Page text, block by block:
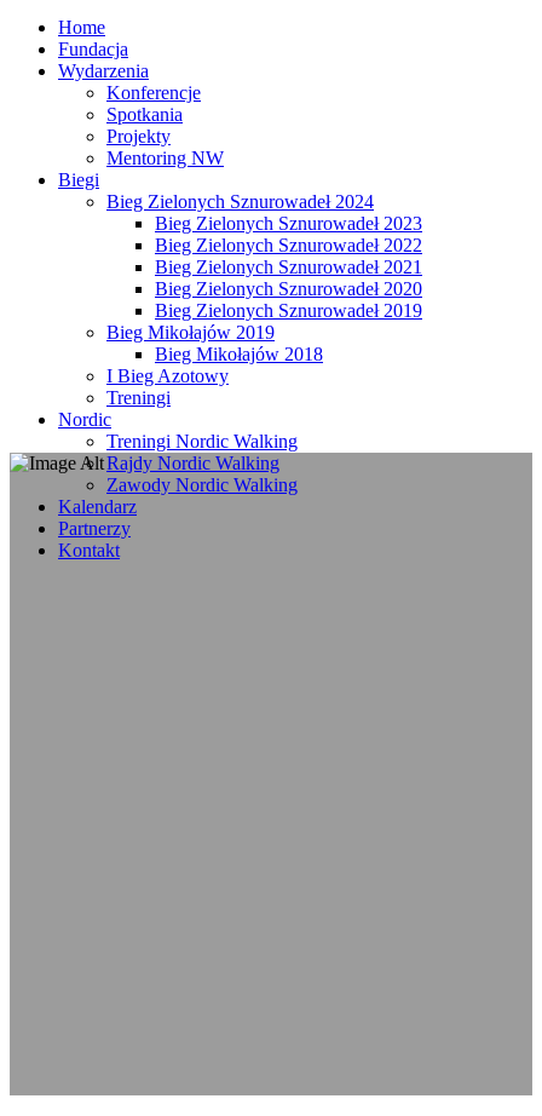
Home
Fundacja
Wydarzenia
Konferencje
Spotkania
Projekty
Mentoring NW
Biegi
Bieg Zielonych Sznurowadeł 2024
Bieg Zielonych Sznurowadeł 2023
Bieg Zielonych Sznurowadeł 2022
Bieg Zielonych Sznurowadeł 2021
Bieg Zielonych Sznurowadeł 2020
Bieg Zielonych Sznurowadeł 2019
Bieg Mikołajów 2019
Bieg Mikołajów 2018
I Bieg Azotowy
Treningi
Nordic
Treningi Nordic Walking
Rajdy Nordic Walking
Zawody Nordic Walking
Kalendarz
Partnerzy
Kontakt